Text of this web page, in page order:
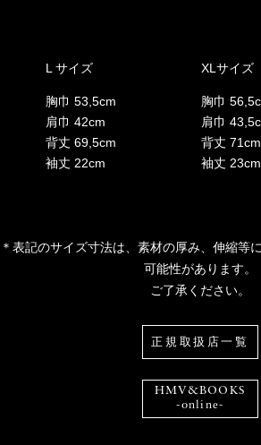
L サイズ XLサイズ
胸巾 53,5cm
胸巾
肩巾 42cm
肩巾
背丈 69,5cm
背丈 71cm
袖丈 22cm
袖丈 23cm
＊表記のサイズ寸法は、素材の厚み、伸縮等
可能性があります。
ご了承ください。
正規取扱店一覧
HMV&BOOKS
-online-